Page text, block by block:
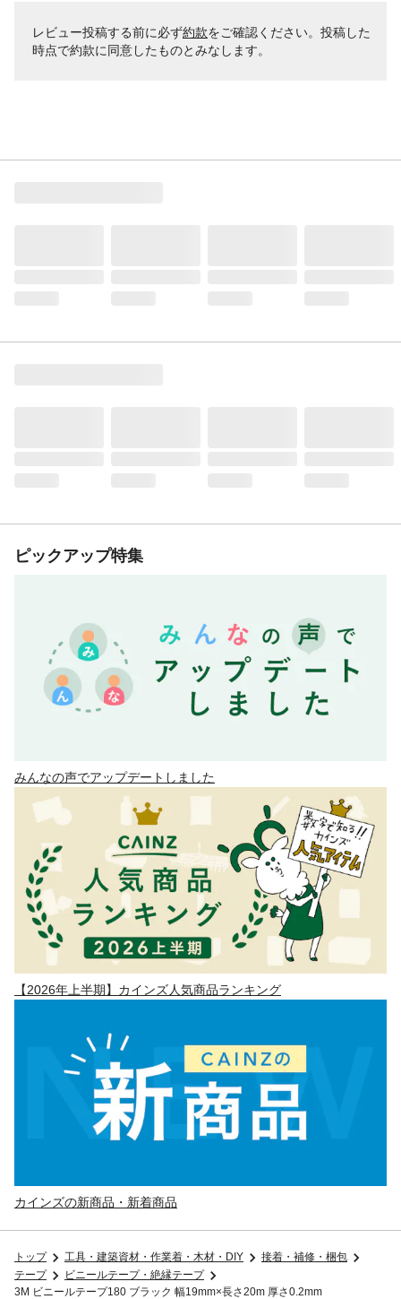
レビュー投稿する前に必ず約款をご確認ください。投稿した
時点で約款に同意したものとみなします。
ピックアップ特集
みんなの声でアップデートしました
【2026年上半期】カインズ人気商品ランキング
カインズの新商品・新着商品
トップ 工具・建築資材・作業着・木材・DIY
接着・補修・梱包
テープ
ビニールテープ・絶縁テープ
3M ビニールテープ180 ブラック 幅19mm×長さ20m 厚さ0.2mm